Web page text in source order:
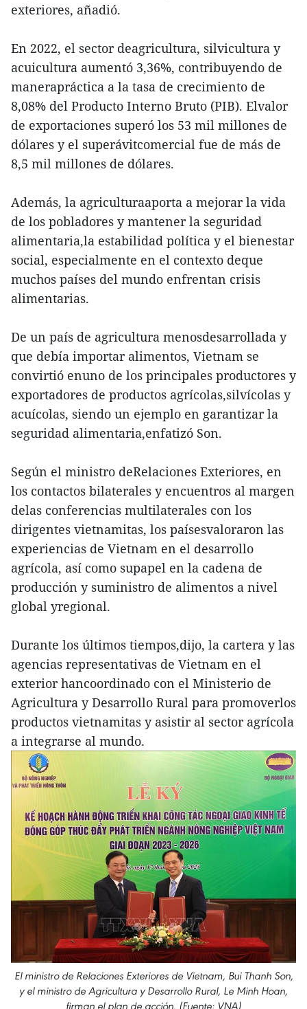
exteriores, añadió.
En 2022, el sector deagricultura, silvicultura y
acuicultura aumentó 3,36%, contribuyendo de
manerapráctica a la tasa de crecimiento de
8,08% del Producto Interno Bruto (PIB). Elvalor
de exportaciones superó los 53 mil millones de
dólares y el superávitcomercial fue de más de
8,5 mil millones de dólares.
Además, la agriculturaaporta a mejorar la vida
de los pobladores y mantener la seguridad
alimentaria,la estabilidad política y el bienestar
social, especialmente en el contexto deque
muchos países del mundo enfrentan crisis
alimentarias.
De un país de agricultura menosdesarrollada y
que debía importar alimentos, Vietnam se
convirtió enuno de los principales productores y
exportadores de productos agrícolas,silvícolas y
acuícolas, siendo un ejemplo en garantizar la
seguridad alimentaria,enfatizó Son.
Según el ministro deRelaciones Exteriores, en
los contactos bilaterales y encuentros al margen
delas conferencias multilaterales con los
dirigentes vietnamitas, los paísesvaloraron las
experiencias de Vietnam en el desarrollo
agrícola, así como supapel en la cadena de
producción y suministro de alimentos a nivel
global yregional.
Durante los últimos tiempos,dijo, la cartera y las
agencias representativas de Vietnam en el
exterior hancoordinado con el Ministerio de
Agricultura y Desarrollo Rural para promoverlos
productos vietnamitas y asistir al sector agrícola
a integrarse al mundo.
El ministro de Relaciones Exteriores de Vietnam, Bui Thanh Son,
y el ministro de Agricultura y Desarrollo Rural, Le Minh Hoan,
firman el plan de acción. (Fuente: VNA)